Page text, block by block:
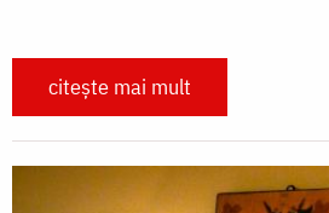
citește mai mult